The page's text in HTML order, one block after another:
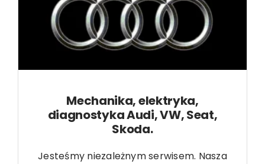
Mechanika, elektryka,
diagnostyka Audi, VW, Seat,
Skoda.
Jesteśmy niezależnym serwisem. Nasza